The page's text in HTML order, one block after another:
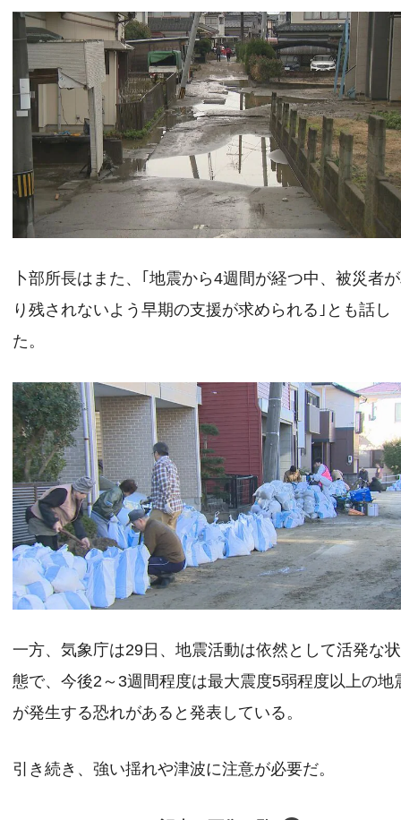
卜部所長はまた、｢地震から4週間が経つ中、被災者
り残されないよう早期の支援が求められる｣とも話し
た。
一方、気象庁は29日、地震活動は依然として活発な状
態で、今後2～3週間程度は最大震度5弱程度以上の地
が発生する恐れがあると発表している。
引き続き、強い揺れや津波に注意が必要だ。